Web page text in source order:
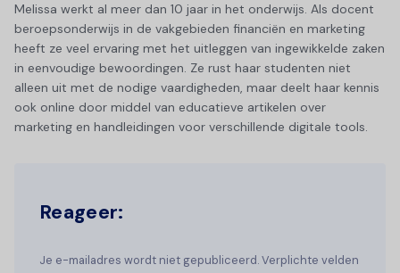
Melissa werkt al meer dan 10 jaar in het onderwijs. Als docent
beroepsonderwijs in de vakgebieden financiën en marketing
heeft ze veel ervaring met het uitleggen van ingewikkelde zaken
in eenvoudige bewoordingen. Ze rust haar studenten niet
alleen uit met de nodige vaardigheden, maar deelt haar kennis
ook online door middel van educatieve artikelen over
marketing en handleidingen voor verschillende digitale tools.
Reageer:
Je e-mailadres wordt niet gepubliceerd. Verplichte velden